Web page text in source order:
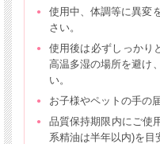
使用中、体調等に異変
さい。
使用後は必ずしっかり
高温多湿の場所を避け
い。
お子様やペットの手の
品質保持期限内にご使
系精油は半年以内)を目